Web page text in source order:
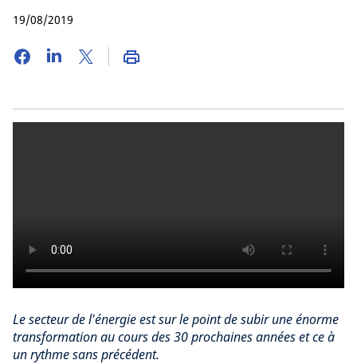
19/08/2019
Le secteur de l'énergie est sur le point de subir une énorme
transformation au cours des 30 prochaines années et ce à
un rythme sans précédent.